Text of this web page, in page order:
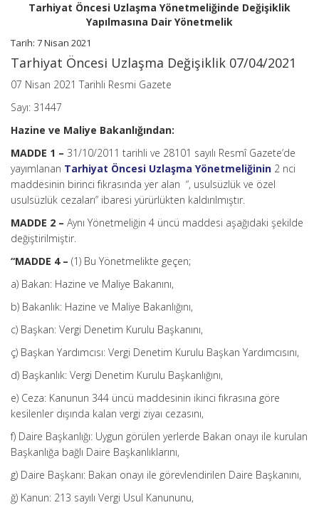
Tarhiyat Öncesi Uzlaşma Yönetmeliğinde Değişiklik
Yapılmasına Dair Yönetmelik
Tarih: 7 Nisan 2021
Tarhiyat Öncesi Uzlaşma Değişiklik 07/04/2021
07 Nisan 2021 Tarihli Resmi Gazete
Sayı: 31447
Hazine ve Maliye Bakanlığından:
MADDE 1 – 31/10/2011 tarihli ve 28101 sayılı Resmî Gazete’de
yayımlanan Tarhiyat Öncesi Uzlaşma Yönetmeliğinin 2 nci
maddesinin birinci fıkrasında yer alan “, usulsüzlük ve özel
usulsüzlük cezaları” ibaresi yürürlükten kaldırılmıştır.
MADDE 2 – Aynı Yönetmeliğin 4 üncü maddesi aşağıdaki şekilde
değiştirilmiştir.
“MADDE 4 – (1) Bu Yönetmelikte geçen;
a) Bakan: Hazine ve Maliye Bakanını,
b) Bakanlık: Hazine ve Maliye Bakanlığını,
c) Başkan: Vergi Denetim Kurulu Başkanını,
ç) Başkan Yardımcısı: Vergi Denetim Kurulu Başkan Yardımcısını,
d) Başkanlık: Vergi Denetim Kurulu Başkanlığını,
e) Ceza: Kanunun 344 üncü maddesinin ikinci fıkrasına göre
kesilenler dışında kalan vergi ziyaı cezasını,
f) Daire Başkanlığı: Uygun görülen yerlerde Bakan onayı ile kurulan
Başkanlığa bağlı Daire Başkanlıklarını,
g) Daire Başkanı: Bakan onayı ile görevlendirilen Daire Başkanını,
ğ) Kanun: 213 sayılı Vergi Usul Kanununu,